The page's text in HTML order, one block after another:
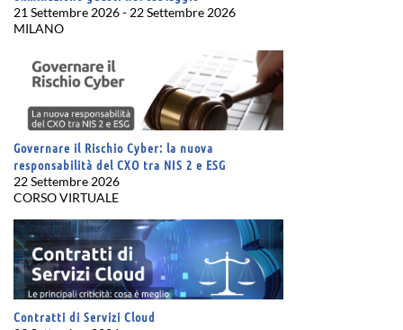
21 Settembre 2026 - 22 Settembre 2026
MILANO
Governare il Rischio Cyber: la nuova
responsabilità del CXO tra NIS 2 e ESG
22 Settembre 2026
CORSO VIRTUALE
Contratti di Servizi Cloud